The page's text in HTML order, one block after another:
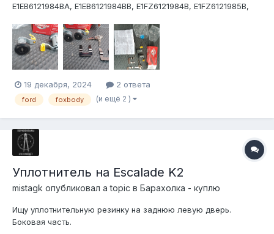
E1EB6121984BA, E1EB6121984BB, E1FZ6121984B, E1FZ6121985B,
ключа, 2 замка, крепеж, инструкция. Подходит на все 2х
дверные фоксы(станги,кугары,тберды),КРОМЕ 1987
года(естественно, об э...
19 декабря, 2024 2 ответа
ford foxbody (и ещё 2 )
Уплотнитель на Escalade K2
mistagk опубликовал a topic в Барахолка - куплю
Ищу уплотнительную резинку на заднюю левую дверь.
Боковая часть.